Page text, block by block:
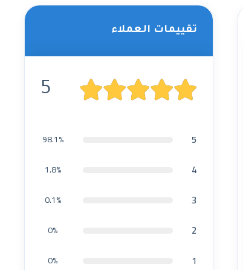
تقييمات العملاء
5
5
98.1%
4
1.8%
3
0.1%
2
0%
1
0%